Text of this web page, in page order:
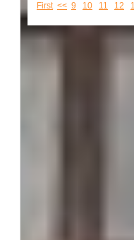
First << 9 10 11 12